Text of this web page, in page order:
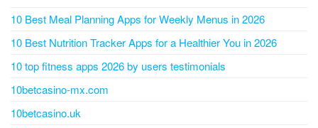
10 Best Meal Planning Apps for Weekly Menus in 2026
10 Best Nutrition Tracker Apps for a Healthier You in 2026
10 top fitness apps 2026 by users testimonials
10betcasino-mx.com
10betcasino.uk